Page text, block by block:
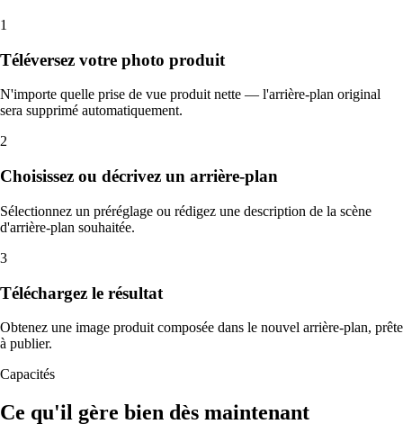
1
Téléversez votre photo produit
N'importe quelle prise de vue produit nette — l'arrière-plan original
sera supprimé automatiquement.
2
Choisissez ou décrivez un arrière-plan
Sélectionnez un préréglage ou rédigez une description de la scène
d'arrière-plan souhaitée.
3
Téléchargez le résultat
Obtenez une image produit composée dans le nouvel arrière-plan, prête
à publier.
Capacités
Ce qu'il gère bien dès maintenant